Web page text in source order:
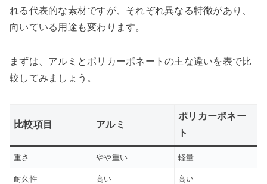
れる代表的な素材ですが、それぞれ異なる特徴があり、
向いている用途も変わります。
まずは、アルミとポリカーボネートの主な違いを表で比
較してみましょう。
比較項目 アルミ
ポリカーボネー
ト
重さ やや重い 軽量
耐久性 高い 高い